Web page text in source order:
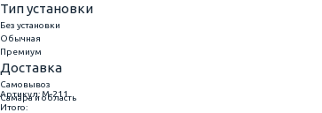
Тип установки
Без установки
Обычная
Премиум
Доставка
Самовывоз
Самара и область
Артикул: M-211
Итого: